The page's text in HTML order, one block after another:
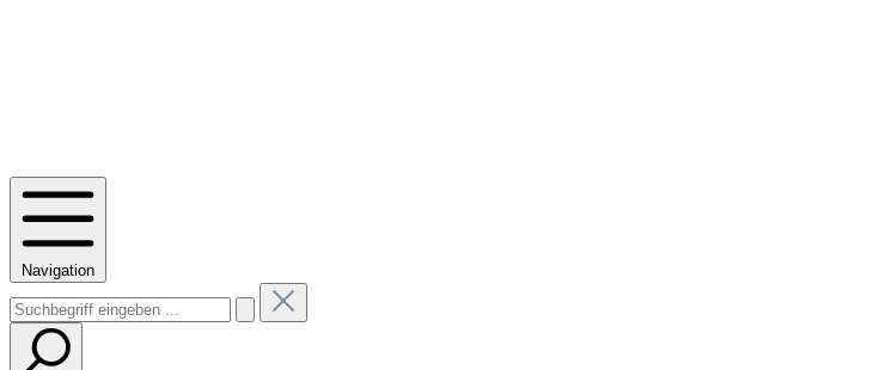
Navigation